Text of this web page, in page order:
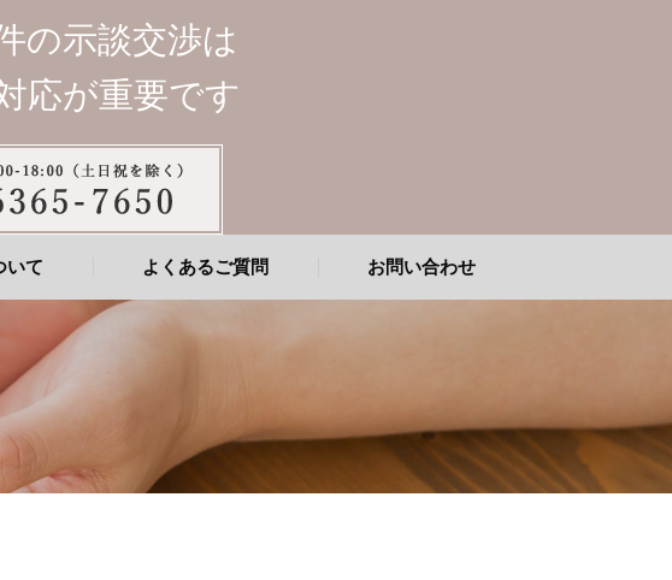
の示談交渉は
応が重要です
いて よくあるご質問 お問い合わせ